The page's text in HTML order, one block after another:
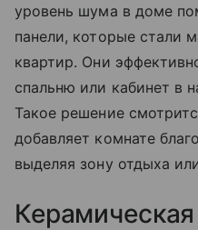
уровень шума в доме
панели, которые стали
квартир. Они
спальню или кабинет в
Такое решение
добавляет комнате
выделяя зону отдыха
Керамическая